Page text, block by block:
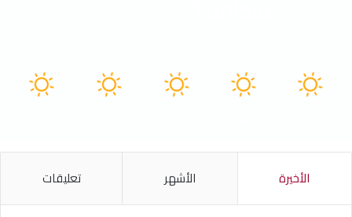
الأخيرة الأشهر تعليقات